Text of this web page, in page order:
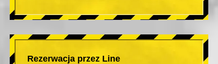
Rezerwacja przez Line